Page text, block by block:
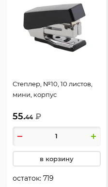
Степлер, №10, 10 листов,
мини, корпус
антистеплер, цвет
черный, Attomex, 4142406
55.44 ₽
в корзину
остаток:719